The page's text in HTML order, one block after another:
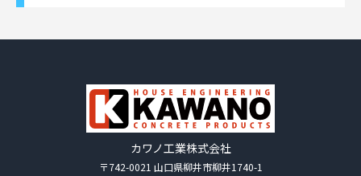
カワノ工業株式会社
〒742-0021 山口県柳井市柳井1740-1